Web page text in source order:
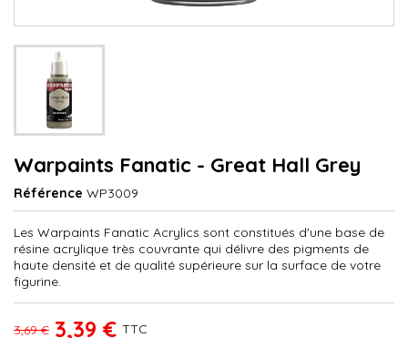
Warpaints Fanatic - Great Hall Grey
Référence WP3009
Les Warpaints Fanatic Acrylics sont constitués d'une base de
résine acrylique très couvrante qui délivre des pigments de
haute densité et de qualité supérieure sur la surface de votre
figurine.
3,69 € 3,39 € TTC